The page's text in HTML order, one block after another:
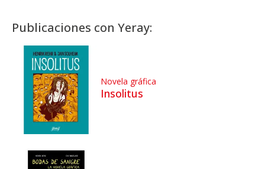
Publicaciones con Yeray:
Novela gráfica
Insolitus